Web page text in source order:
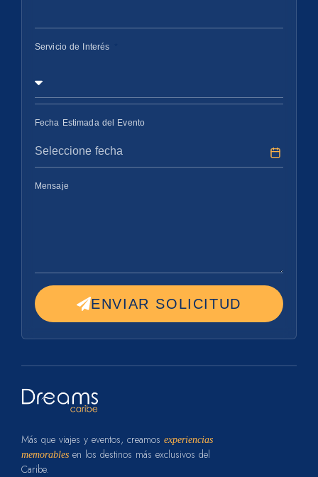
Servicio de Interés
Fecha Estimada del Evento
Mensaje
ENVIAR SOLICITUD
Más que viajes y eventos, creamos experiencias
memorables en los destinos más exclusivos del
Caribe.